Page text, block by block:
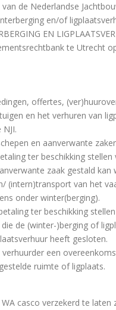
de Nederlandse
en/of
EN
te Utrecht
offertes,
en het verhuren van
en aanverwante
ter beschikking
zaak gestald
(intern)transport van het
onder winter(berging).
ter beschikking
de (winter-)berging of
heeft gesloten.
een
ruimte of ligplaats.
casco verzekerd te